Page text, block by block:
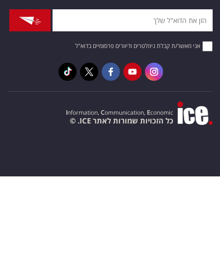
אני מאשר/ת קבלת ניוזלטרים ודיוורים פרסומיים בדוא"ל
Information, Communication, Economic
כל הזכויות שמורות לאתר ICE. ©